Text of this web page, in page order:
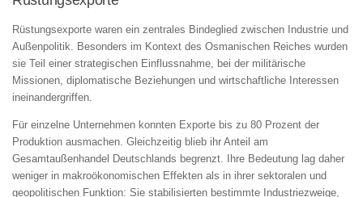
Rüstungsexporte waren ein zentrales Bindeglied zwischen Industrie und
Außenpolitik. Besonders im Kontext des Osmanischen Reiches wurden
sie Teil einer strategischen Einflussnahme, bei der militärische
Missionen, diplomatische Beziehungen und wirtschaftliche Interessen
ineinandergriffen.
Für einzelne Unternehmen konnten Exporte bis zu 80 Prozent der
Produktion ausmachen. Gleichzeitig blieb ihr Anteil am
Gesamtaußenhandel Deutschlands begrenzt. Ihre Bedeutung lag daher
weniger in makroökonomischen Effekten als in ihrer sektoralen und
geopolitischen Funktion: Sie stabilisierten bestimmte Industriezweige,